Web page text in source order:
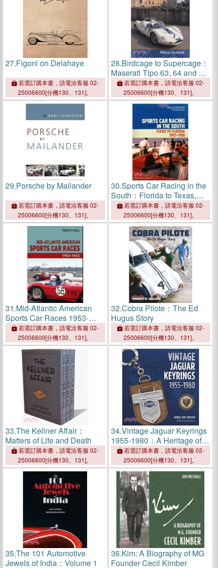
27.Figoni on Delahaye
若需訂購本書，請電洽客服 02-
25006600[分機130、131]。
28.Birdcage to Supercage：
Maserati Tipo 63, 64 and 65
- World Championship
Rounds, SCCA Nationals,
Professional West Coast
and Nassau Speedweek
若需訂購本書，請電洽客服 02-
25006600[分機130、131]。
29.Porsche by Mailander
若需訂購本書，請電洽客服 02-
25006600[分機130、131]。
30.Sports Car Racing in the
South：Florida to Texas,
1957-1958
若需訂購本書，請電洽客服 02-
25006600[分機130、131]。
31.Mid-Atlantic American
Sports Car Races 1953-
1962若需訂購本書，請電洽客服 02-
25006600[分機130、131]。
32.Cobra Pilote：The Ed
Hugus Story
若需訂購本書，請電洽客服 02-
25006600[分機130、131]。
33.The Kellner Affair：
Matters of Life and Death
若需訂購本書，請電洽客服 02-
25006600[分機130、131]。
34.Vintage Jaguar Keyrings
1955-1980：A Heritage of
Treasured Motoring
Talismans
若需訂購本書，請電洽客服 02-
25006600[分機130、131]。
35.The 101 Automotive
Jewels of India：Volume 1
36.Kim: A Biography of MG
Founder Cecil Kimber